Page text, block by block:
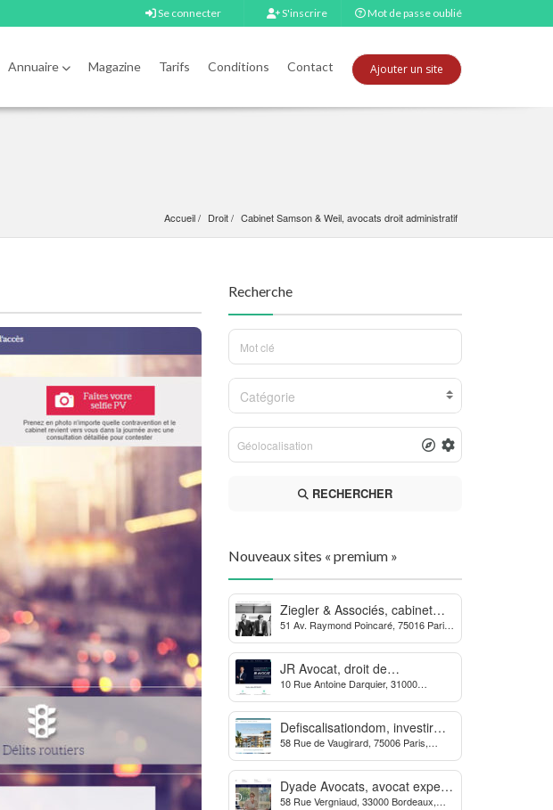
Se connecter S'inscrire Mot de passe oublié
Annuaire Magazine Tarifs Conditions Contact Ajouter un site
Accueil Droit Cabinet Samson & Weil, avocats droit administratif
Recherche
Catégorie
RECHERCHER
Nouveaux sites « premium »
Ziegler & Associés, cabinet
d’avocats en droit bancaire,
cryptomonnaie et escroqueries
financières
51 Av. Raymond Poincaré, 75016 Paris,
JR Avocat, droit de
l’environnement et de
l’urbanisme
10 Rue Antoine Darquier, 31000
Defiscalisationdom, investir
dans l’immobilier neuf Outre-
mer
58 Rue de Vaugirard, 75006 Paris,
Dyade Avocats, avocat expert
des procédures contre la
58 Rue Vergniaud, 33000 Bordeaux,